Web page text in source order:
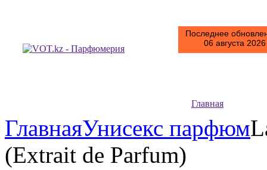
Последнее
06 августа
Главная
ГлавнаяУнисекс парфюм
(Extrait de Parfum)